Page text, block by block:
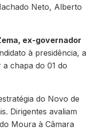
Neto, Alberto
ex-governador
à presidência, a
chapa do 01 do
do Novo de
Dirigentes avaliam
Moura à Câmara